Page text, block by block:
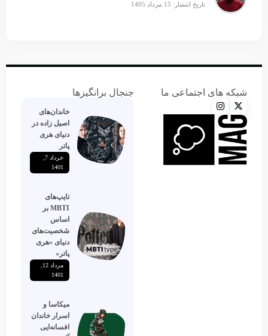
تاریخ انتشار: 15 مرداد 1405
شبکه های اجتماعی ما جنجال برانگیزها
خاندان‌های
اصیل زاده‌ در
دنیای هری
پاتر
1401
تایپ‌های
MBTI بر
اساس
شخصیت‌های
دنیای «هری
پاتر»
1401
میکاسا و
اسرار خاندان
افسانه‌ایی